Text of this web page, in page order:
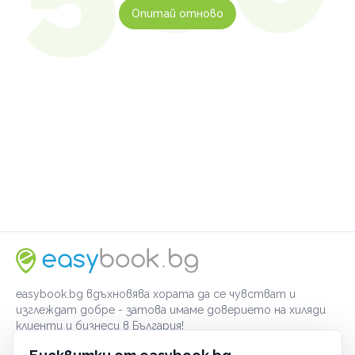
Опитай отново
easybook.bg вдъхновява хората да се чувстват и
изглеждат добре - затова имаме доверието на хиляди
клиенти и бизнеси в България!